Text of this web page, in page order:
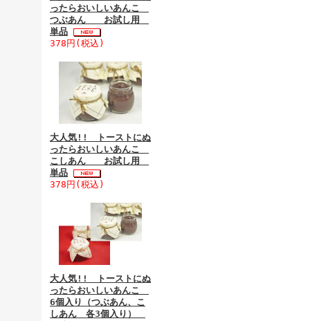
ったらおいしいあんこ
つぶあん お試し用
単品
378円(税込)
大人気!! トーストにぬ
ったらおいしいあんこ
こしあん お試し用
単品
378円(税込)
大人気!! トーストにぬ
ったらおいしいあんこ
6個入り（つぶあん、こ
しあん 各3個入り）